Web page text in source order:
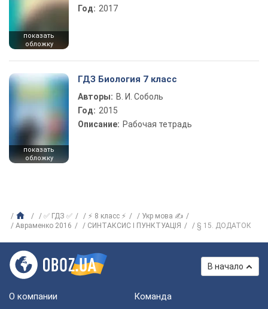
показать
обложку
Год: 2017
показать
обложку
ГДЗ Биология 7 класс
Авторы: В. И. Соболь
Год: 2015
Описание: Рабочая тетрадь
✅ ГДЗ ✅ ⚡ 8 класс ⚡
Укр мова ✍
Авраменко 2016
СИНТАКСИС І ПУНКТУАЦІЯ § 15. ДОДАТОК
В начало
О компании Команда